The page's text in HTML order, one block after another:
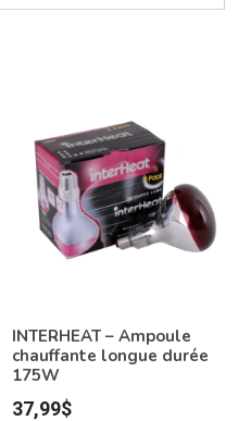
INTERHEAT – Ampoule
chauffante longue durée
175W
37,99$